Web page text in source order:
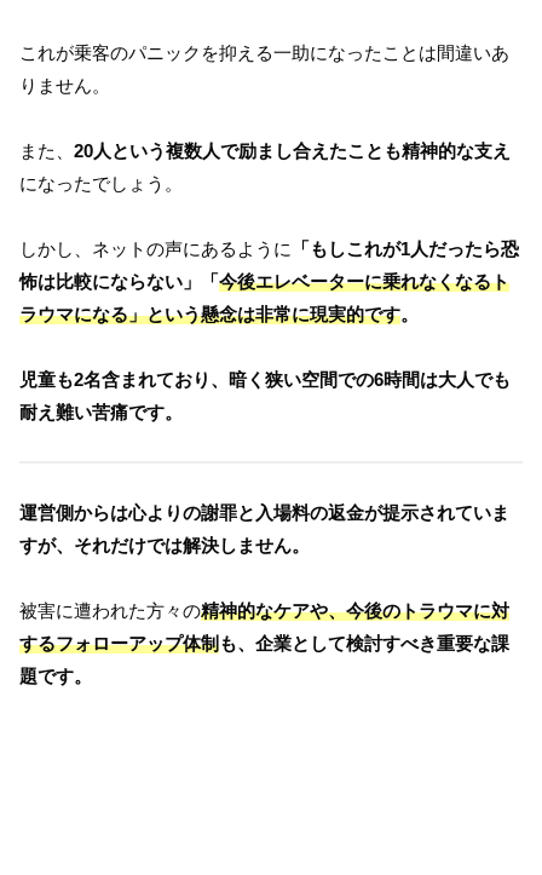
これが乗客のパニックを抑える一助になったことは間違いあ
りません。
また、 20人という複数人で励まし合えたことも精神的な支え
になったでしょう。
しかし、ネットの声にあるように
「もしこれが1人だったら恐
怖は比較にならない」「今後エレベーターに乗れなくなるト
ラウマになる」という懸念は非常に現実的です。
児童も2名含まれており、暗く狭い空間での6時間は大人でも
耐え難い苦痛です。
運営側からは心よりの謝罪と入場料の返金が提示されていま
すが、それだけでは解決しません。
被害に遭われた方々の精神的なケアや、今後のトラウマに対
するフォローアップ体制も、企業として検討すべき重要な課
題です。